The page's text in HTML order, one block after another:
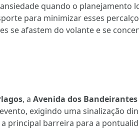
quando o planejamento
para minimizar esses
se afastem do volante e se
, a Avenida dos Bandeirantes
exigindo uma sinalização
principal barreira para a